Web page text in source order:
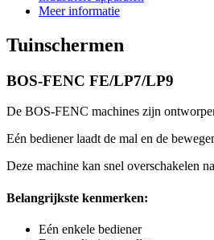
Meer informatie
Tuinschermen
BOS-FENC FE/LP7/LP9
De BOS-FENC machines zijn
Eén bediener laadt de mal en de
Deze machine kan snel overschakelen
Belangrijkste kenmerken:
Eén enkele bediener